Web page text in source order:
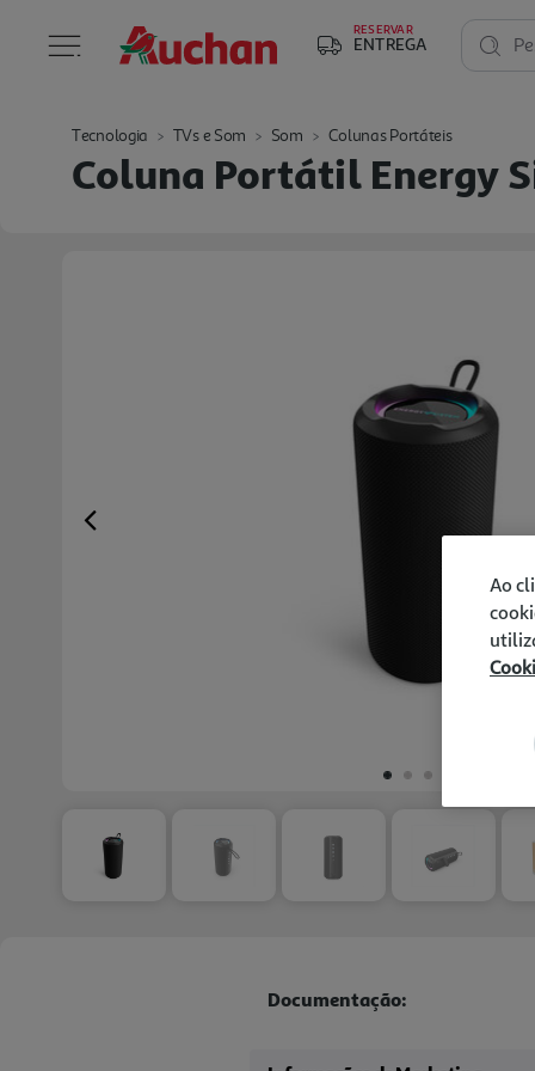
RESERVAR
ENTREGA
Tecnologia TVs e Som Som Colunas Portáteis
Coluna Portátil Energy
Previous
Documentação:
Ao